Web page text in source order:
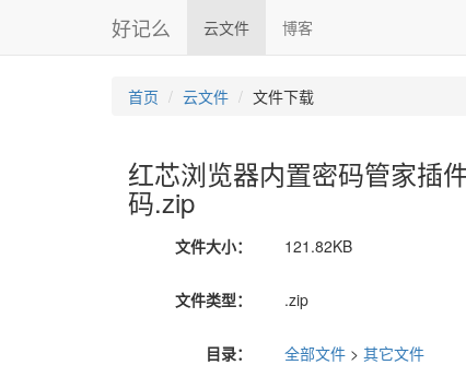
好记么 云文件 博客
首页 云文件 文件下载
红芯浏览器内置密码管家插
码.zip
文件大小： 121.82KB
文件类型： .zip
目录： 全部文件> 其它文件